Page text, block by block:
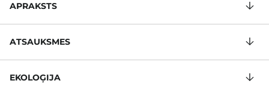
APRAKSTS
ATSAUKSMES
EKOLOĢIJA